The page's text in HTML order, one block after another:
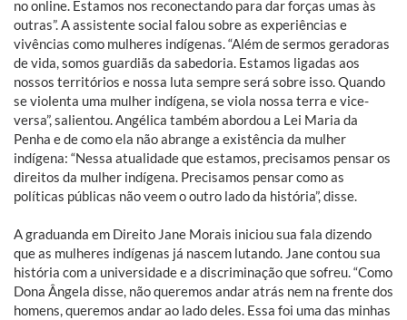
no online. Estamos nos reconectando para dar forças umas às
outras”. A assistente social falou sobre as experiências e
vivências como mulheres indígenas. “Além de sermos geradoras
de vida, somos guardiãs da sabedoria. Estamos ligadas aos
nossos territórios e nossa luta sempre será sobre isso. Quando
se violenta uma mulher indígena, se viola nossa terra e vice-
versa”, salientou. Angélica também abordou a Lei Maria da
Penha e de como ela não abrange a existência da mulher
indígena: “Nessa atualidade que estamos, precisamos pensar os
direitos da mulher indígena. Precisamos pensar como as
políticas públicas não veem o outro lado da história”, disse.
A graduanda em Direito Jane Morais iniciou sua fala dizendo
que as mulheres indígenas já nascem lutando. Jane contou sua
história com a universidade e a discriminação que sofreu. “Como
Dona Ângela disse, não queremos andar atrás nem na frente dos
homens, queremos andar ao lado deles. Essa foi uma das minhas